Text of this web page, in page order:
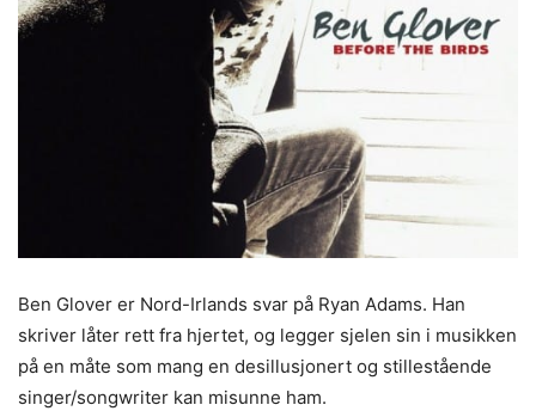
Ben Glover er Nord-Irlands svar på Ryan Adams. Han
skriver låter rett fra hjertet, og legger sjelen sin i musikken
på en måte som mang en desillusjonert og stillestående
singer/songwriter kan misunne ham.